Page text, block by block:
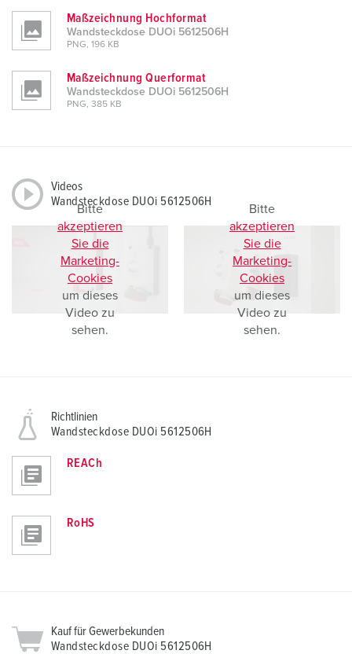
Maßzeichnung Hochformat
Wandsteckdose DUOi 5612506H
PNG, 196 KB
Maßzeichnung Querformat
Wandsteckdose DUOi 5612506H
PNG, 385 KB
Videos
Wandsteckdose DUOi 5612506H
Bitte
akzeptieren
Sie die
Marketing-
Cookies
um dieses
Video zu
sehen.
Bitte
akzeptieren
Sie die
Marketing-
Cookies
um dieses
Video zu
sehen.
Richtlinien
Wandsteckdose DUOi 5612506H
REACh
RoHS
Kauf für Gewerbekunden
Wandsteckdose DUOi 5612506H